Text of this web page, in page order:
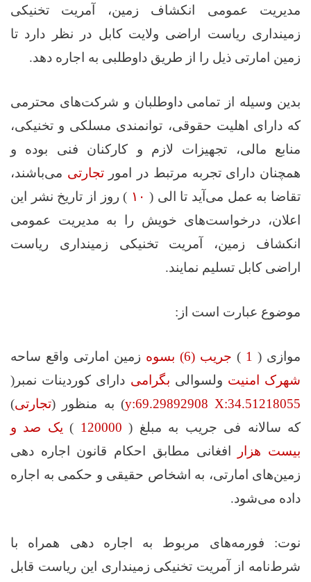
مدیریت عمومی انکشاف زمین، آمریت تخنیکی
زمینداری ریاست اراضی ولایت کابل در نظر دارد تا
زمین امارتی ذیل را از طریق داوطلبی به اجاره دهد.
بدین‌ وسیله از تمامی داوطلبان و شرکت‌های محترمی
که دارای اهلیت حقوقی، توانمندی مسلکی و تخنیکی،
منابع مالی، تجهیزات لازم و کارکنان فنی بوده و
همچنان دارای تجربه مرتبط در امورتجارتی می‌باشند،
تقاضا به عمل می‌آید تا الی ( ۱۰ ) روز از تاریخ نشر این
اعلان، درخواست‌های خویش را به مدیریت عمومی
انکشاف زمین، آمریت تخنیکی زمینداری ریاست
اراضی کابل تسلیم نمایند.
موضوع عبارت است از:
موازی ( 1
) جریب (6) بسوه
زمین امارتی واقع ساحه
شهرک امنیت ولسوالی بگرامی دارای کوردینات نمبر(
y:69.29892908 X:34.51218055) به منظور (تجارتی)
که سالانه فی جریب به مبلغ ( 120000
) یک صد و
بیست هزار
افغانی مطابق احکام قانون اجاره‌ دهی
زمین‌های امارتی، به اشخاص حقیقی و حکمی به اجاره
داده می‌شود.
نوت: فورمه‌های مربوط به اجاره‌ دهی همراه با
شرط‌نامه از آمریت تخنیکی زمینداری این ریاست قابل